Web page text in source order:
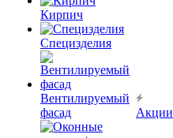
Кирпич
Специзделия
Вентилируемый
фасад
Акции